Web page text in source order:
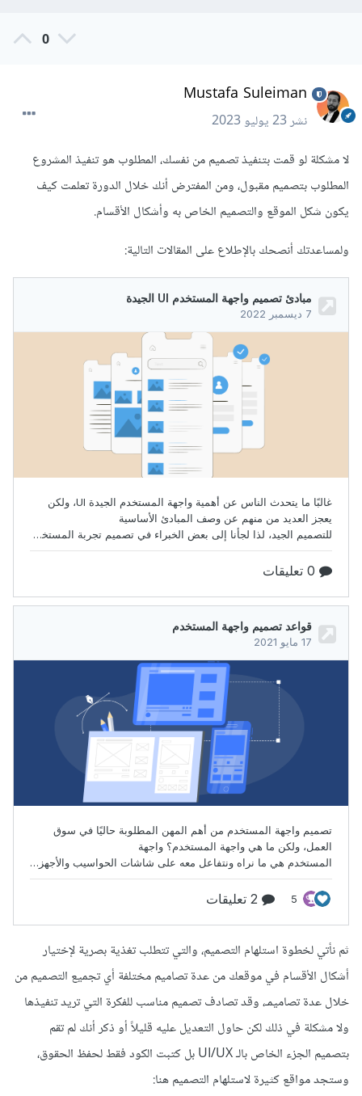
0
Mustafa Suleiman
نشر23 يوليو 2023
لا مشكلة لو قمت بتنفيذ تصميم من نفسك، المطلوب هو تنفيذ المشروع
المطلوب بتصميم مقبول، ومن المفترض أنك خلال الدورة تعلمت كيف
يكون شكل الموقع والتصميم الخاص به وأشكال الأقسام.
ولمساعدتك أنصحك بالإطلاع على المقالات التالية:
ثم نأتي لخطوة استلهام التصميم، والتي تتطلب تغذية بصرية لإختيار
أشكال الأقسام في موقعك من عدة تصاميم مختلفة أي تجميع التصميم من
خلال عدة تصاميمـ، وقد تصادف تصميم مناسب للفكرة التي تريد تنفيذها
ولا مشكلة في ذلك لكن حاول التعديل عليه قليلاً أو ذكر أنك لم تقم
بتصميم الجزء الخاص بالـ UI/UX بل كتبت الكود فقط لحفظ الحقوق،
وستجد مواقع كثيرة لاستلهام التصميم هنا: